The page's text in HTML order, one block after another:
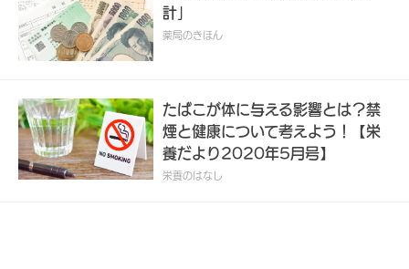
計」
薬局のきほん
たばこが体に与える影響とは？禁
煙と健康について考えよう！【栄
養だより2020年5月号】
栄養のはなし